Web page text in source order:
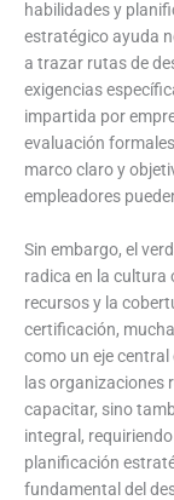
habilidades y
estratégico ayuda
a trazar rutas de
exigencias
impartida por
evaluación
marco claro y
empleadores
Sin embargo, el
radica en la cultura
recursos y la
certificación,
como un eje
las organizaciones
capacitar, sino
integral,
planificación
fundamental del